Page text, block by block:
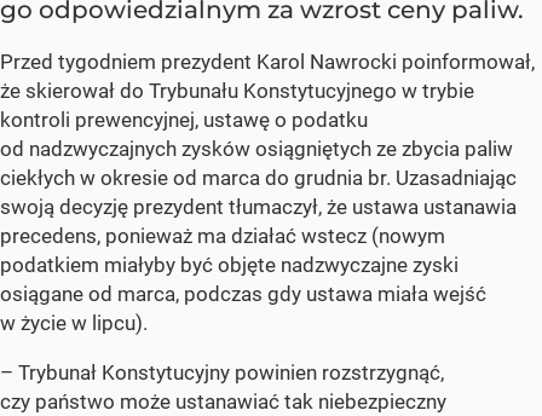
go odpowiedzialnym za wzrost ceny paliw.
Przed tygodniem prezydent Karol Nawrocki poinformował,
że skierował do Trybunału Konstytucyjnego w trybie
kontroli prewencyjnej, ustawę o podatku
od nadzwyczajnych zysków osiągniętych ze zbycia paliw
ciekłych w okresie od marca do grudnia br. Uzasadniając
swoją decyzję prezydent tłumaczył, że ustawa ustanawia
precedens, ponieważ ma działać wstecz (nowym
podatkiem miałyby być objęte nadzwyczajne zyski
osiągane od marca, podczas gdy ustawa miała wejść
w życie w lipcu).
– Trybunał Konstytucyjny powinien rozstrzygnąć,
czy państwo może ustanawiać tak niebezpieczny